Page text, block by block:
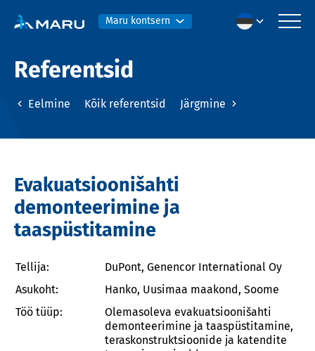
Maru kontsern
Referentsid
Eelmine Kõik referentsid Järgmine
Evakuatsioonišahti
demonteerimine ja
taaspüstitamine
Tellija:
DuPont, Genencor International Oy
Asukoht:
Hanko, Uusimaa maakond, Soome
Töö tüüp:
Olemasoleva evakuatsioonišahti
demonteerimine ja taaspüstitamine,
teraskonstruktsioonide ja katendite